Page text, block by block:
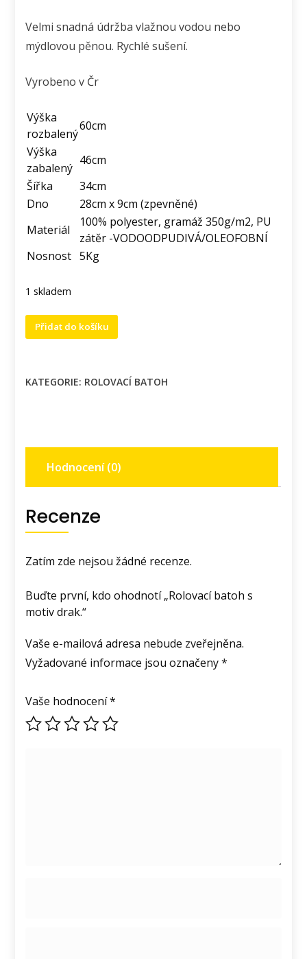
Velmi snadná údržba vlažnou vodou nebo
mýdlovou pěnou. Rychlé sušení.
Vyrobeno v Čr
Výška
rozbalený
60cm
Výška
zabalený
46cm
Šířka
34cm
Dno
28cm x 9cm (zpevněné)
Materiál
100% polyester, gramáž 350g/m2, PU
zátěr -VODOODPUDIVÁ/OLEOFOBNÍ
Nosnost 5Kg
1 skladem
Rolovací
batoh
drak.
Přidat do košíku
KATEGORIE: ROLOVACÍ BATOH
Hodnocení (0)
Recenze
Zatím zde nejsou žádné recenze.
Buďte první, kdo ohodnotí „Rolovací batoh s
motiv drak.“
Vaše e-mailová adresa nebude zveřejněna.
Vyžadované informace jsou označeny*
Vaše hodnocení*